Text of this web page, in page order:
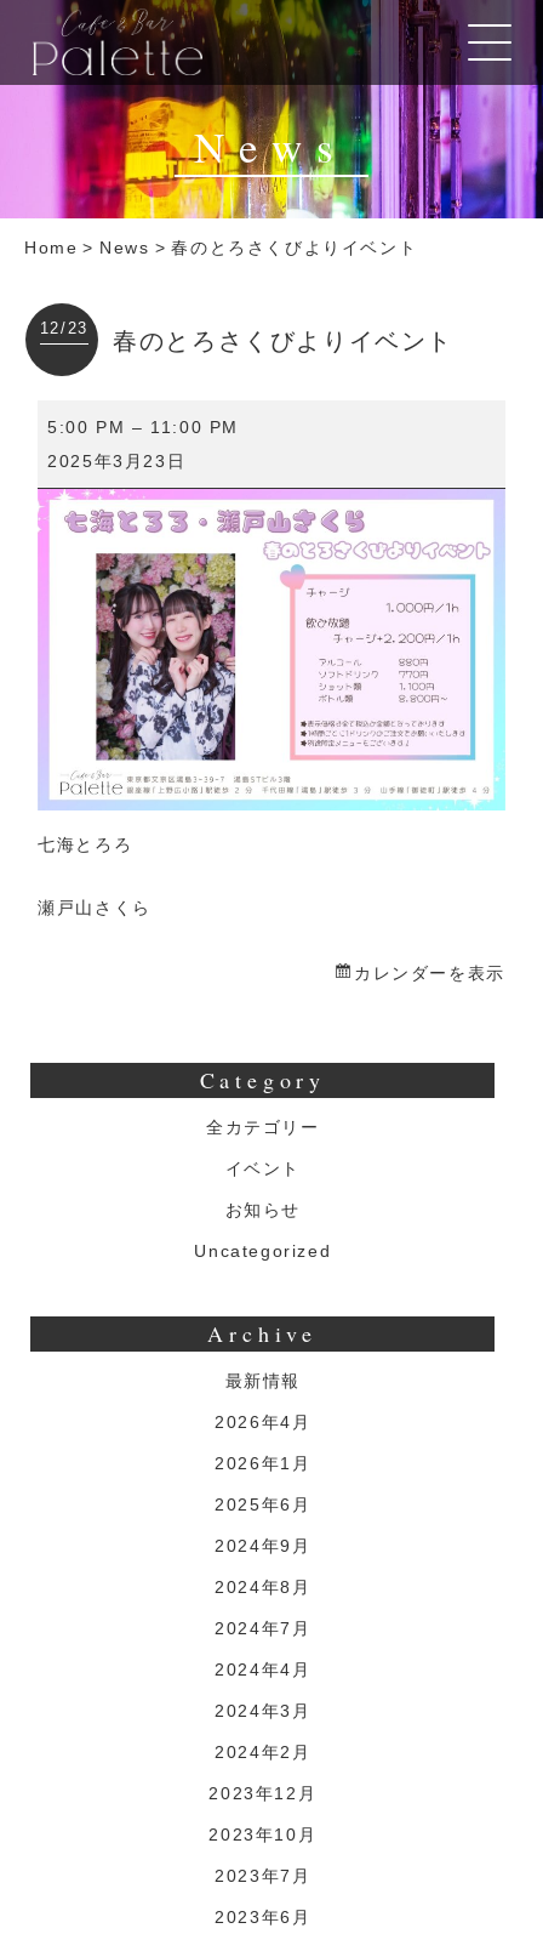
News
Home > News > 春のとろさくびよりイベント
12/23 春のとろさくびよりイベント
と
ろ
5:00 PM – 11:00 PM
2025年3月23日
七海とろろ
瀬戸山さくら
カレンダーを表示
Category
全カテゴリー
イベント
お知らせ
Uncategorized
Archive
最新情報
2026年4月
2026年1月
2025年6月
2024年9月
2024年8月
2024年7月
2024年4月
2024年3月
2024年2月
2023年12月
2023年10月
2023年7月
2023年6月